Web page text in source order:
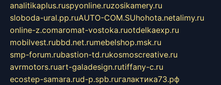
analitikaplus.ruspyonline.ruzosikamery.ru
sloboda-ural.pp.ruAUTO-COM.SUhohota.netalimy.ru
online-z.comaromat-vostoka.ruotdelkaexp.ru
mobilvest.rubbd.net.rumebelshop.msk.ru
smp-forum.rubastion-td.rukosmoscreative.ru
avrmotors.ruart-galadesign.rutiffany-c.ru
ecostep-samara.rud-p.spb.ruгалактика73.рф